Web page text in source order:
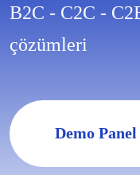
B2C - C2C -
çözümleri
Demo Panel